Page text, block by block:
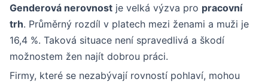
Genderová nerovnost je velká výzva pro pracovní
trh. Průměrný rozdíl v platech mezi ženami a muži je
16,4 %. Taková situace není spravedlivá a škodí
možnostem žen najít dobrou práci.
Firmy, které se nezabývají rovností pohlaví, mohou